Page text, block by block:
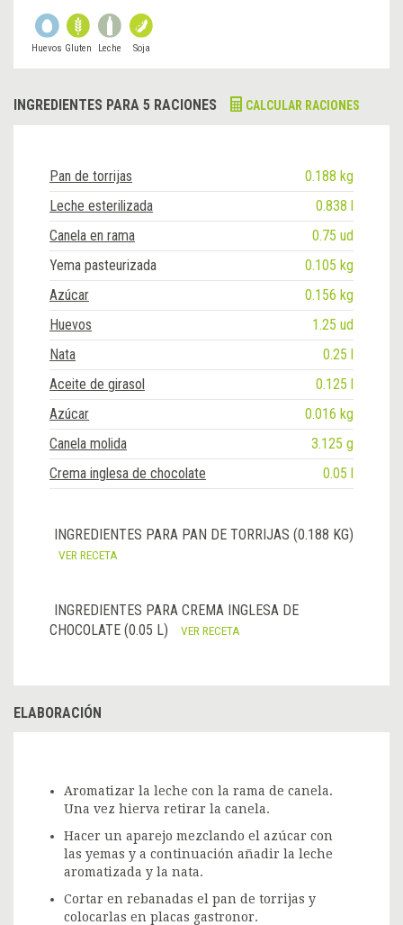
Huevos Gluten Leche Soja
INGREDIENTES PARA 5 RACIONES CALCULAR RACIONES
Pan de torrijas
0.188 kg
Leche esterilizada
0.838 l
Canela en rama
0.75 ud
Yema pasteurizada
0.105 kg
Azúcar
0.156 kg
Huevos
1.25 ud
Nata
0.25 l
Aceite de girasol
0.125 l
Azúcar
0.016 kg
Canela molida
3.125 g
Crema inglesa de chocolate
0.05 l
INGREDIENTES PARA PAN DE TORRIJAS (0.188 KG)
VER RECETA
INGREDIENTES PARA CREMA INGLESA DE
CHOCOLATE (0.05 L)
VER RECETA
ELABORACIÓN
Aromatizar la leche con la rama de canela.
Una vez hierva retirar la canela.
Hacer un aparejo mezclando el azúcar con
las yemas y a continuación añadir la leche
aromatizada y la nata.
Cortar en rebanadas el pan de torrijas y
colocarlas en placas gastronor.